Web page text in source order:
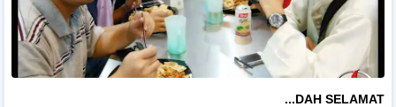
DAH SELAMAT...